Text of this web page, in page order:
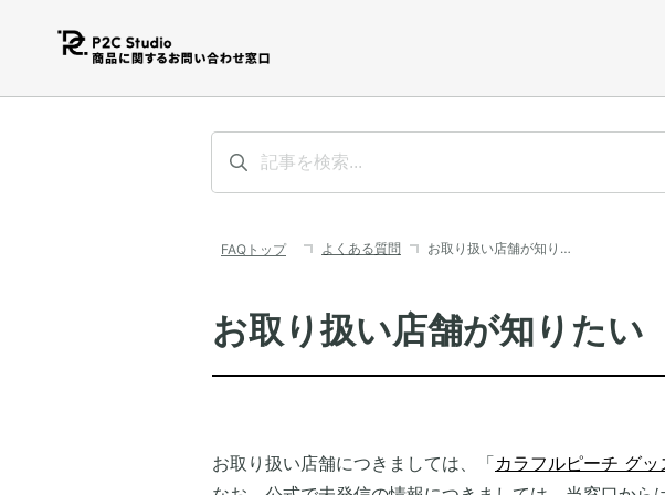
よくある質問 お取り扱い店舗が知り…
お取り扱い店舗が知りたい
お取り扱い店舗につきましては、「カラフルピーチ グ